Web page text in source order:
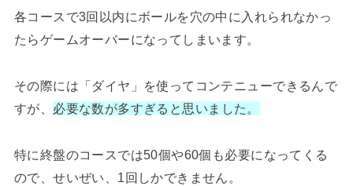
各コースで3回以内にボールを穴の中に入れられなかっ
たらゲームオーバーになってしまいます。
その際には「ダイヤ」を使ってコンテニューできるんで
すが、 必要な数が多すぎると思いました。
特に終盤のコースでは50個や60個も必要になってくる
ので、せいぜい、1回しかできません。